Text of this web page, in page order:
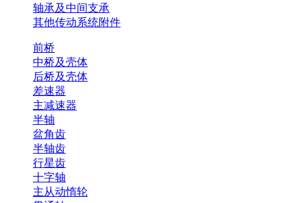
轴承及中间支承
其他传动系统附件
前桥
中桥及壳体
后桥及壳体
差速器
主减速器
半轴
盆角齿
半轴齿
行星齿
十字轴
主从动惰轮